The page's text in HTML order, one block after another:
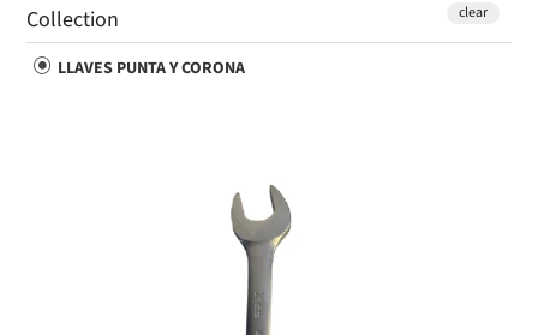
Collection
LLAVES PUNTA Y CORONA
clear